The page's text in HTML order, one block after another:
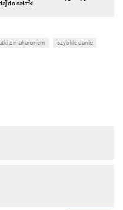
do sałatki.
z makaronem
szybkie danie